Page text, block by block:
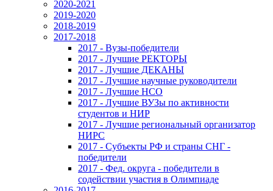
2020-2021
2019-2020
2018-2019
2017-2018
2017 - Вузы-победители
2017 - Лучшие РЕКТОРЫ
2017 - Лучшие ДЕКАНЫ
2017 - Лучшие научные руководители
2017 - Лучшие НСО
2017 - Лучшие ВУЗы по активности
студентов и НИР
2017 - Лучшие региональный организатор
НИРС
2017 - Субъекты РФ и страны СНГ -
победители
2017 - Фед. округа - победители в
содействии участия в Олимпиаде